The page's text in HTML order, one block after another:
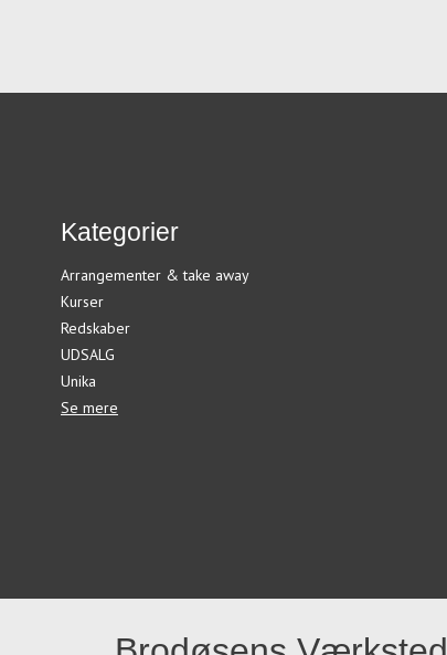
Kategorier
Arrangementer & take away
Kurser
Redskaber
UDSALG
Unika
Se mere